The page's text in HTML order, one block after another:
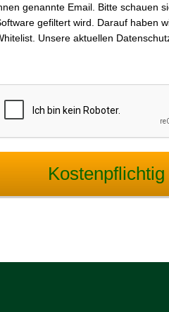
genannte Email. Bitte schauen
gefiltert wird. Darauf haben
Unsere aktuellen